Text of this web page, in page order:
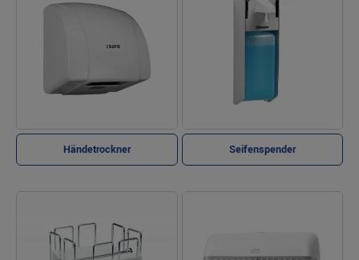
Händetrockner Seifenspender